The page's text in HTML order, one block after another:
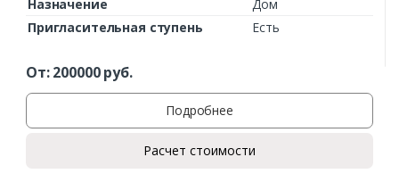
Назначение
Дом
Пригласительная ступень
Есть
От:200000руб.
Подробнее
Расчет стоимости